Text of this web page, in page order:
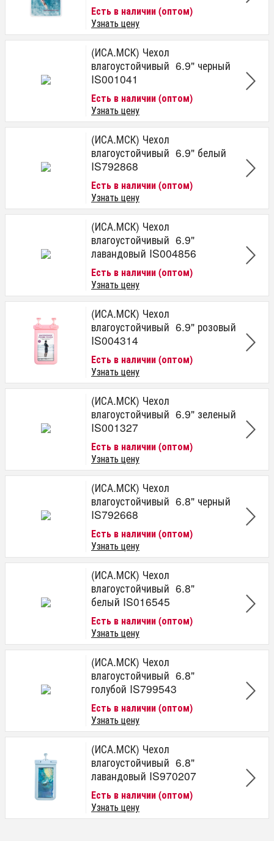
Есть в наличии (оптом)
Узнать цену
(ИСА.МСК) Чехол
влагоустойчивый 6.9" черный
IS001041
Есть в наличии (оптом)
Узнать цену
(ИСА.МСК) Чехол
влагоустойчивый 6.9" белый
IS792868
Есть в наличии (оптом)
Узнать цену
(ИСА.МСК) Чехол
влагоустойчивый 6.9"
лавандовый IS004856
Есть в наличии (оптом)
Узнать цену
(ИСА.МСК) Чехол
влагоустойчивый 6.9" розовый
IS004314
Есть в наличии (оптом)
Узнать цену
(ИСА.МСК) Чехол
влагоустойчивый 6.9" зеленый
IS001327
Есть в наличии (оптом)
Узнать цену
(ИСА.МСК) Чехол
влагоустойчивый 6.8" черный
IS792668
Есть в наличии (оптом)
Узнать цену
(ИСА.МСК) Чехол
влагоустойчивый 6.8"
белый IS016545
Есть в наличии (оптом)
Узнать цену
(ИСА.МСК) Чехол
влагоустойчивый 6.8"
голубой IS799543
Есть в наличии (оптом)
Узнать цену
(ИСА.МСК) Чехол
влагоустойчивый 6.8"
лавандовый IS970207
Есть в наличии (оптом)
Узнать цену